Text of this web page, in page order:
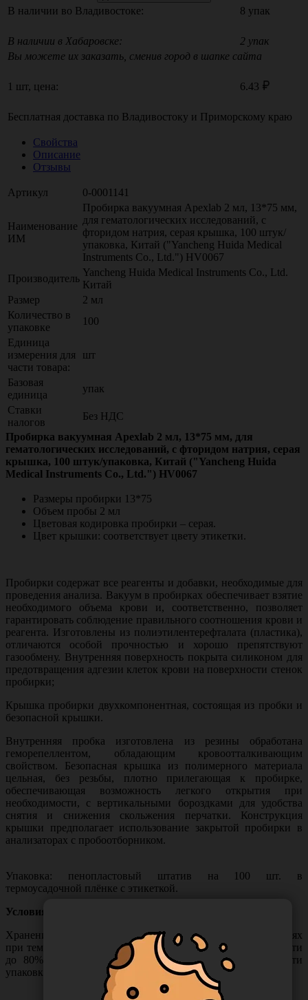
В наличии во Владивостоке: 8 упак
В наличии в Хабаровске:
2 упак
Вы можете их заказать, сменив город в шапке сайта
1 шт, цена: 6.43
Бесплатная доставка по Владивостоку и Приморскому краю
Свойства
Описание
Отзывы
Артикул 0-0001141
Наименование
ИМ
Пробирка вакуумная Apexlab 2 мл, 13*75 мм,
для гематологических исследований, с
фторидом натрия, серая крышка, 100 штук/
упаковка, Китай ("Yancheng Huida Medical
Instruments Co., Ltd.") HV0067
Производитель
Yancheng Huida Medical Instruments Co., Ltd.
Китай
Размер
2 мл
Количество в
упаковке
100
Единица
измерения для
части товара:
шт
Базовая
единица
упак
Ставки
налогов
Без НДС
Пробирка вакуумная Apexlab 2 мл, 13*75 мм, для
гематологических исследований, с фторидом натрия, серая
крышка, 100 штук/упаковка, Китай ("Yancheng Huida
Medical Instruments Co., Ltd.") HV0067
Размеры пробирки 13*75
Объем пробы 2 мл
Цветовая кодировка пробирки – серая.
Цвет крышки: соответствует цвету этикетки.
Пробирки содержат все реагенты и добавки, необходимые для
проведения анализа. Вакуум в пробирках обеспечивает взятие
необходимого объема крови и, соответственно, позволяет
гарантировать соблюдение правильного соотношения крови и
реагента. Изготовлены из полиэтилентерефталата (пластика),
отличаются особой прочностью и хорошо препятствуют
газообмену. Внутренняя поверхность покрыта силиконом для
предотвращения адгезии клеток крови на поверхности стенок
пробирки;
Крышка пробирки двухкомпонентная, состоящая из пробки и
безопасной крышки.
Внутренняя пробка изготовлена из резины обработана
геморепеллентом, обладающим кровоотталкивающим
свойством. Безопасная крышка из полимерного материала
цельная, без резьбы, плотно прилегающая к пробирке,
обеспечивающая возможность легкого открытия при
необходимости, с вертикальными бороздками для удобства
снятия и снижения скольжения перчатки. Конструкция
крышки предполагает использование закрытой пробирки в
анализаторах с пробоотборником.
Упаковка: пенопластовый штатив на 100 шт. в
термоусадочной плёнке с этикеткой.
Условия хранения:
Хранение изделий до применения допускается в помещениях
при температуре от +4° до +25°C и относительной влажности
до 80% с соблюдением мер по обеспечению целостности
упаковки, вдали от теплоизлучающих приборов.